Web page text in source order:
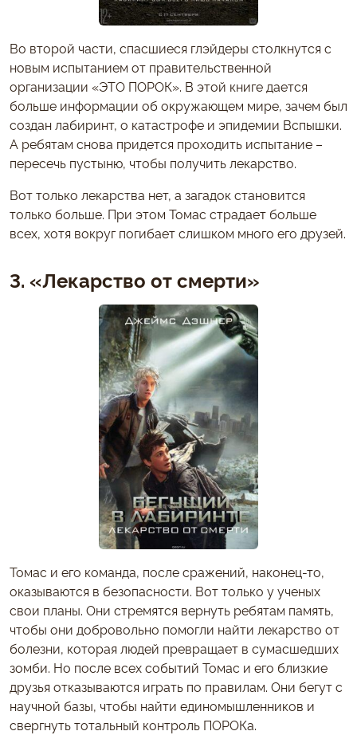
Во второй части, спасшиеся глэйдеры столкнутся с
новым испытанием от правительственной
организации «ЭТО ПОРОК». В этой книге дается
больше информации об окружающем мире, зачем был
создан лабиринт, о катастрофе и эпидемии Вспышки.
А ребятам снова придется проходить испытание –
пересечь пустыню, чтобы получить лекарство.
Вот только лекарства нет, а загадок становится
только больше. При этом Томас страдает больше
всех, хотя вокруг погибает слишком много его друзей.
3. «Лекарство от смерти»
Томас и его команда, после сражений, наконец-то,
оказываются в безопасности. Вот только у ученых
свои планы. Они стремятся вернуть ребятам память,
чтобы они добровольно помогли найти лекарство от
болезни, которая людей превращает в сумасшедших
зомби. Но после всех событий Томас и его близкие
друзья отказываются играть по правилам. Они бегут с
научной базы, чтобы найти единомышленников и
свергнуть тотальный контроль ПОРОКа.